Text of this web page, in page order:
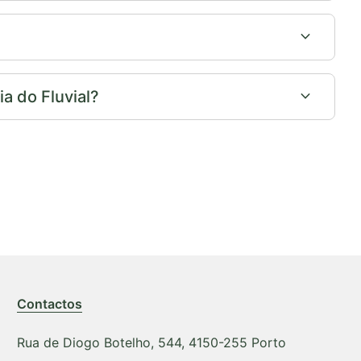
expand_more
do Fluvial? expand_more
Contactos
Rua de Diogo Botelho, 544, 4150-255 Porto